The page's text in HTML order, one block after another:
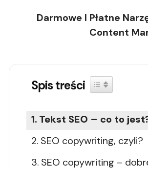
Darmowe I Płatne
Content
Spis treści Toggle
Tekst SEO – co to
SEO copywriting, czyli?
SEO copywriting –